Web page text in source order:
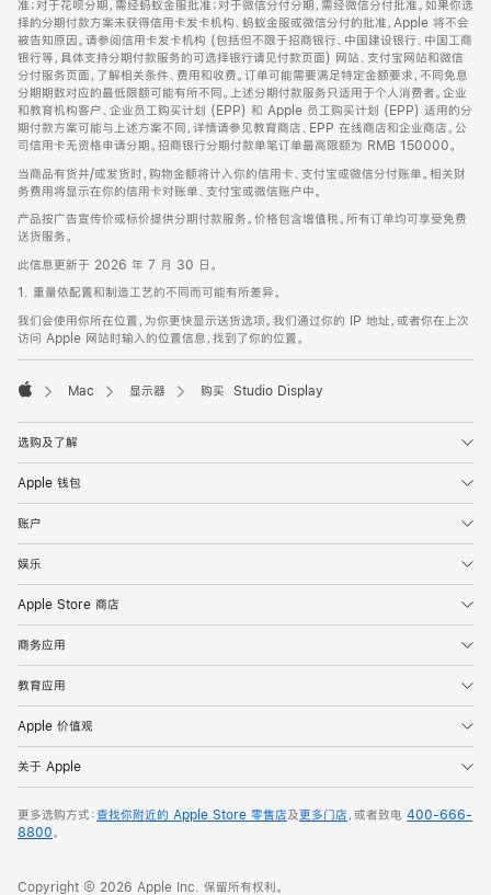
准；对于花呗分期，需经蚂蚁金服批准；对于微信分付分期，需经微信分付批准。如果你选
择的分期付款方案未获得信用卡发卡机构、蚂蚁金服或微信分付的批准，Apple 将不会
被告知原因。请参阅信用卡发卡机构 (包括但不限于招商银行、中国建设银行、中国工商
银行等，具体支持分期付款服务的可选择银行请见付款页面) 网站、支付宝网站和微信
分付服务页面，了解相关条件、费用和收费。订单可能需要满足特定金额要求，不同免息
分期期数对应的最低限额可能有所不同。上述分期付款服务只适用于个人消费者。企业
和教育机构客户、企业员工购买计划 (EPP) 和 Apple 员工购买计划 (EPP) 适用的分
期付款方案可能与上述方案不同，详情请参见教育商店、EPP 在线商店和企业商店。公
司信用卡无资格申请分期。招商银行分期付款单笔订单最高限额为 RMB 150000。
当商品有货并/或发货时，购物金额将计入你的信用卡、支付宝或微信分付账单。相关财
务费用将显示在你的信用卡对账单、支付宝或微信账户中。
产品按广告宣传价或标价提供分期付款服务。价格包含增值税。所有订单均可享受免费
送货服务。
此信息更新于 2026 年 7 月 30 日。
1. 重量依配置和制造工艺的不同而可能有所差异。
我们会使用你所在位置，为你更快显示送货选项。我们通过你的 IP 地址，或者你在上次
访问 Apple 网站时输入的位置信息，找到了你的位置。
Mac 显示器 购买 Studio Display
选购及了解
Apple 钱包
账户
娱乐
Apple Store 商店
商务应用
教育应用
Apple 价值观
关于 Apple
更多选购方式：查找你附近的 Apple Store 零售店及更多门店，或者致电 400-666-
8800。
Copyright © 2026 Apple Inc. 保留所有权利。